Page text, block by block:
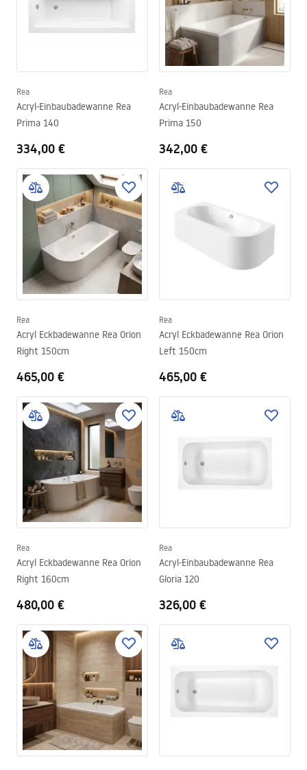
Rea
Acryl-Einbaubadewanne Rea
Prima 140
334,00 €
Rea
Acryl-Einbaubadewanne Rea
Prima 150
342,00 €
Rea
Acryl Eckbadewanne Rea Orion
Right 150cm
465,00 €
Rea
Acryl Eckbadewanne Rea Orion
Left 150cm
465,00 €
Rea
Acryl Eckbadewanne Rea Orion
Right 160cm
480,00 €
Rea
Acryl-Einbaubadewanne Rea
Gloria 120
326,00 €